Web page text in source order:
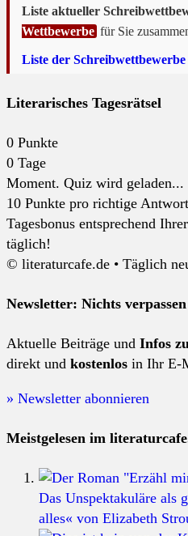
Liste aktueller
Wettbewerbe für Sie
Liste der Schreibwettbewerbe
Literarisches Tagesrätsel
0 Punkte
0 Tage
Moment. Quiz wird geladen...
10 Punkte pro richtige
Tagesbonus entsprechend
täglich!
© literaturcafe.de • Täglich
Newsletter: Nichts verpassen
Aktuelle Beiträge und Infos
direkt und kostenlos in Ihr E-
» Newsletter abonnieren
Meistgelesen im
Das Unspektakuläre als
alles« von Elizabeth